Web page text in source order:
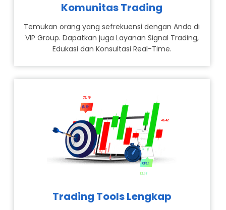
Komunitas Trading
Temukan orang yang sefrekuensi dengan Anda di
VIP Group. Dapatkan juga Layanan Signal Trading,
Edukasi dan Konsultasi Real-Time.
Trading Tools Lengkap